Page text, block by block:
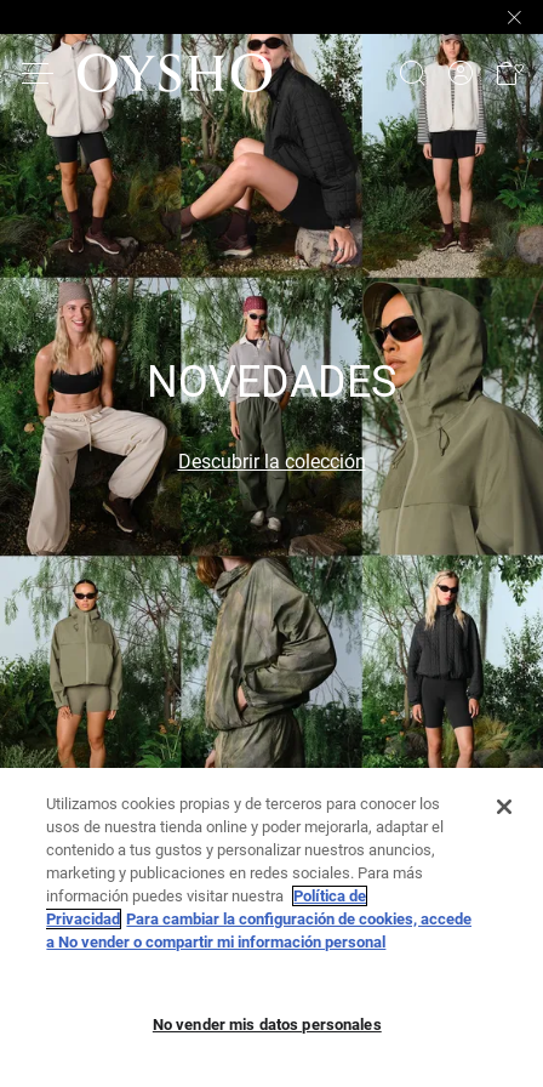
NOVEDADES
Descubrir la colección
Utilizamos cookies propias y de terceros para conocer los
usos de nuestra tienda online y poder mejorarla, adaptar el
contenido a tus gustos y personalizar nuestros anuncios,
marketing y publicaciones en redes sociales. Para más
información puedes visitar nuestra Política de
Privacidad Para cambiar la configuración de cookies, accede
a No vender o compartir mi información personal
No vender mis datos personales